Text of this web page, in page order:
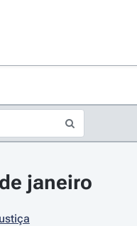
janeiro